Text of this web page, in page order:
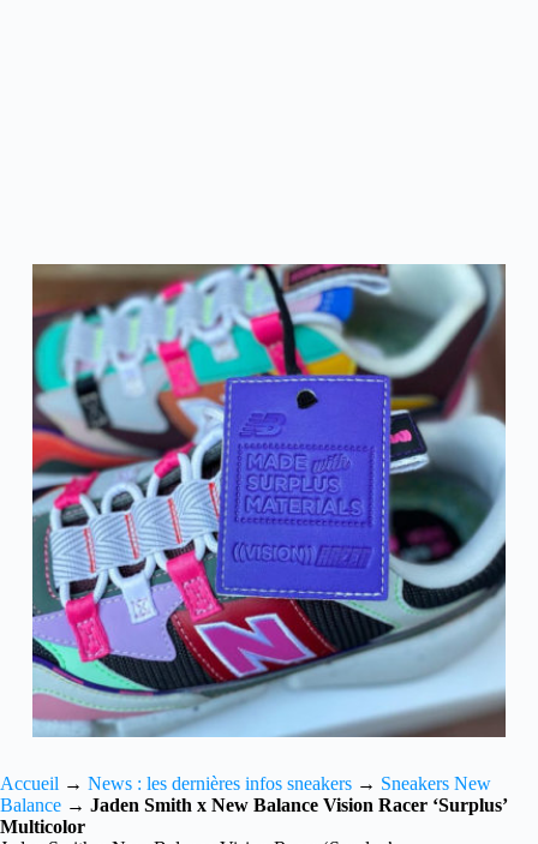
Accueil → News : les dernières infos sneakers → Sneakers New
Balance → Jaden Smith x New Balance Vision Racer ‘Surplus’
Multicolor